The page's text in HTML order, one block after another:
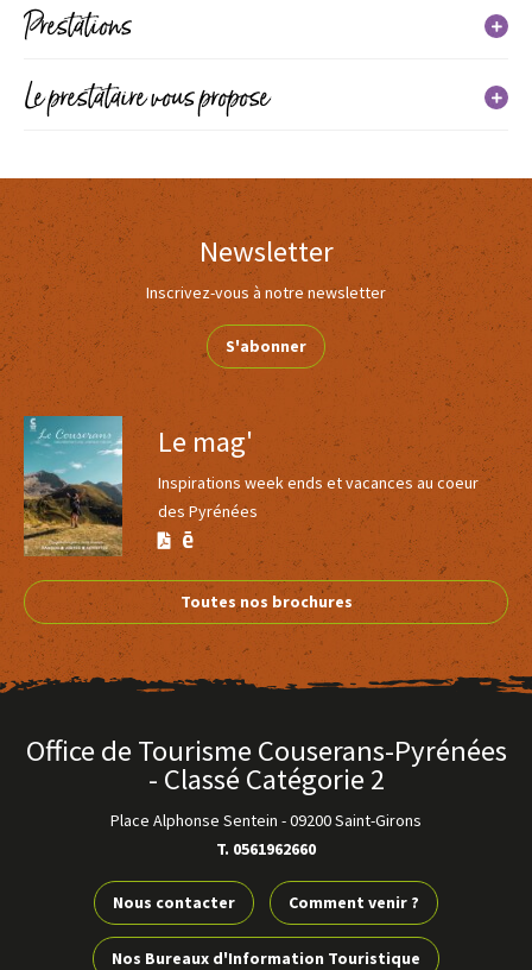
Hébergement et nourriture en sus
Prestations
Formule hébergement
randonnées.
Le prestataire vous propose
4
Les chevaux de la Spone
BALACET
Voir
plus
Newsletter
Inscrivez-vous à notre newsletter
S'abonner
Le mag'
Inspirations week ends et vacances au coeur
des Pyrénées
Version
PDF
Version
Calaméo
Toutes nos brochures
Office de Tourisme Couserans-Pyrénées
- Classé Catégorie 2
Place Alphonse Sentein -09200 Saint-Girons
T. 0561962660
Nous contacter Comment venir ?
Nos Bureaux d'Information Touristique